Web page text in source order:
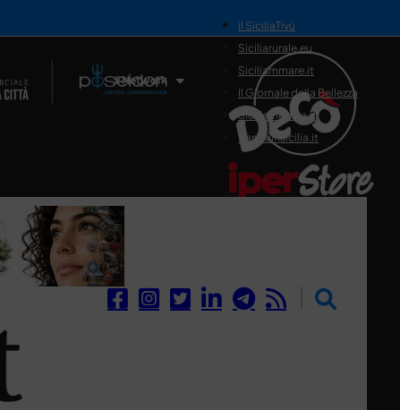
Il Network
il SiciliaTivù
Siciliarurale.eu
Siciliammare.it
Il Giornale della Bellezza
Siciliamedica.it
Sanitainsicilia.it